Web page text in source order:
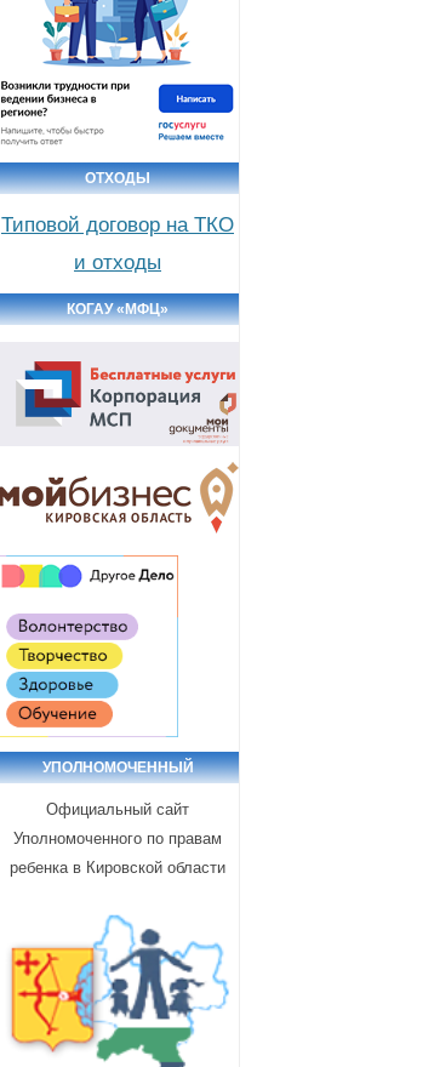
ОТХОДЫ
Типовой договор на ТКО
и отходы
КОГАУ «МФЦ»
УПОЛНОМОЧЕННЫЙ
Официальный сайт
Уполномоченного по правам
ребенка в Кировской области